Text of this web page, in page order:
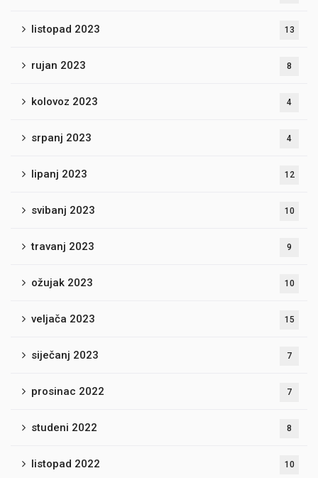
listopad 2023 13
rujan 2023 8
kolovoz 2023 4
srpanj 2023 4
lipanj 2023 12
svibanj 2023 10
travanj 2023 9
ožujak 2023 10
veljača 2023 15
siječanj 2023 7
prosinac 2022 7
studeni 2022 8
listopad 2022 10